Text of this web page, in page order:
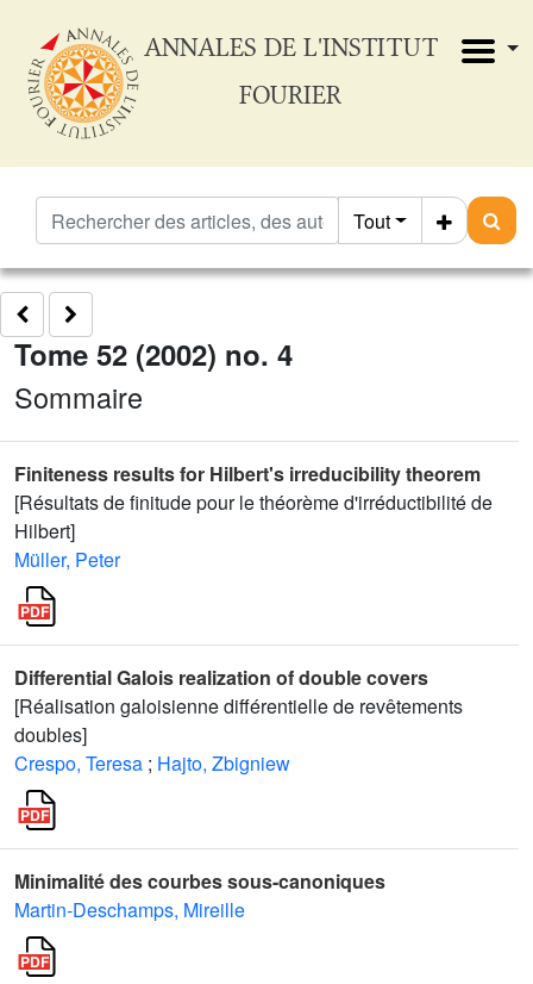
ANNALES DE L'INSTITUT
FOURIER
Tout
Tome 52 (2002) no. 4
Sommaire
Finiteness results for Hilbert's irreducibility theorem
[Résultats de finitude pour le théorème d'irréductibilité de
Hilbert]
Müller, Peter
Differential Galois realization of double covers
[Réalisation galoisienne différentielle de revêtements
doubles]
Crespo, Teresa ; Hajto, Zbigniew
Minimalité des courbes sous-canoniques
Martin-Deschamps, Mireille